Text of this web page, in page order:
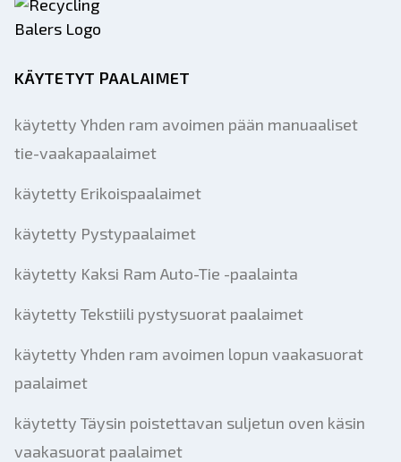
KÄYTETYT PAALAIMET
käytetty Yhden ram avoimen pään manuaaliset
tie-vaakapaalaimet
käytetty Erikoispaalaimet
käytetty Pystypaalaimet
käytetty Kaksi Ram Auto-Tie -paalainta
käytetty Tekstiili pystysuorat paalaimet
käytetty Yhden ram avoimen lopun vaakasuorat
paalaimet
käytetty Täysin poistettavan suljetun oven käsin
vaakasuorat paalaimet